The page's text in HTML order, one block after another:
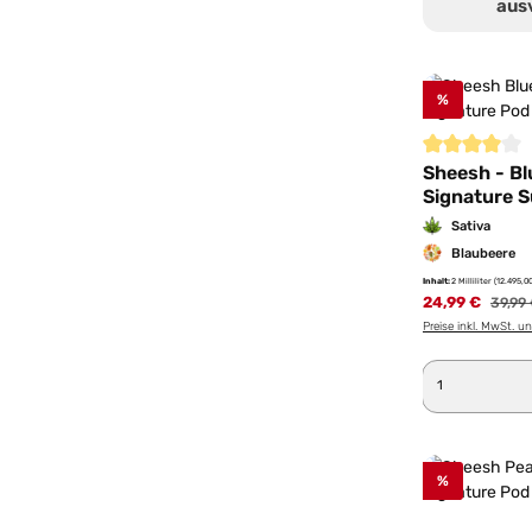
%
Sheesh -
Signature
Sativa
Blaubeere
Inhalt:2 Milliliter
24,99 € 39,99
Preise inkl. MwSt.
Produkt
%